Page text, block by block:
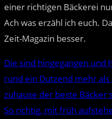
einer richtigen Bäckerei
Ach was erzähl ich euch.
Zeit-Magazin besser.
Die sind hingegangen und
rund ein Dutzend mehr
zuhause der beste Bäcker
So richtig, mit früh